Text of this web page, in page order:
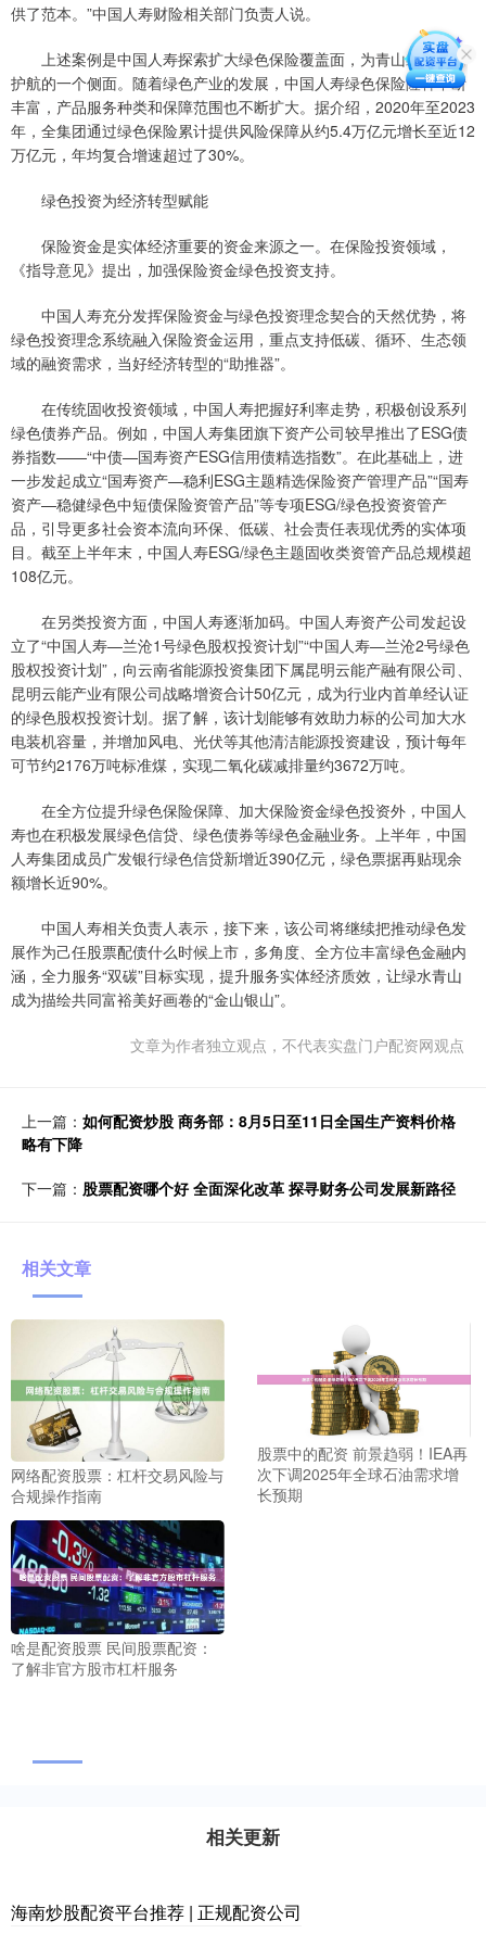
供了范本。”中国人寿财险相关部门负责人说。
上述案例是中国人寿探索扩大绿色保险覆盖面，为青山绿水保驾
护航的一个侧面。随着绿色产业的发展，中国人寿绿色保险险种不断
丰富，产品服务种类和保障范围也不断扩大。据介绍，2020年至2023
年，全集团通过绿色保险累计提供风险保障从约5.4万亿元增长至近12
万亿元，年均复合增速超过了30%。
绿色投资为经济转型赋能
保险资金是实体经济重要的资金来源之一。在保险投资领域，
《指导意见》提出，加强保险资金绿色投资支持。
中国人寿充分发挥保险资金与绿色投资理念契合的天然优势，将
绿色投资理念系统融入保险资金运用，重点支持低碳、循环、生态领
域的融资需求，当好经济转型的“助推器”。
在传统固收投资领域，中国人寿把握好利率走势，积极创设系列
绿色债券产品。例如，中国人寿集团旗下资产公司较早推出了ESG债
券指数——“中债—国寿资产ESG信用债精选指数”。在此基础上，进
一步发起成立“国寿资产—稳利ESG主题精选保险资产管理产品”“国寿
资产—稳健绿色中短债保险资管产品”等专项ESG/绿色投资资管产
品，引导更多社会资本流向环保、低碳、社会责任表现优秀的实体项
目。截至上半年末，中国人寿ESG/绿色主题固收类资管产品总规模超
108亿元。
在另类投资方面，中国人寿逐渐加码。中国人寿资产公司发起设
立了“中国人寿—兰沧1号绿色股权投资计划”“中国人寿—兰沧2号绿色
股权投资计划”，向云南省能源投资集团下属昆明云能产融有限公司、
昆明云能产业有限公司战略增资合计50亿元，成为行业内首单经认证
的绿色股权投资计划。据了解，该计划能够有效助力标的公司加大水
电装机容量，并增加风电、光伏等其他清洁能源投资建设，预计每年
可节约2176万吨标准煤，实现二氧化碳减排量约3672万吨。
在全方位提升绿色保险保障、加大保险资金绿色投资外，中国人
寿也在积极发展绿色信贷、绿色债券等绿色金融业务。上半年，中国
人寿集团成员广发银行绿色信贷新增近390亿元，绿色票据再贴现余
额增长近90%。
中国人寿相关负责人表示，接下来，该公司将继续把推动绿色发
展作为己任股票配债什么时候上市，多角度、全方位丰富绿色金融内
涵，全力服务“双碳”目标实现，提升服务实体经济质效，让绿水青山
成为描绘共同富裕美好画卷的“金山银山”。
文章为作者独立观点，不代表实盘门户配资网观点
上一篇： 如何配资炒股 商务部：8月5日至11日全国生产资料价格
略有下降
下一篇： 股票配资哪个好 全面深化改革 探寻财务公司发展新路径
相关文章
网络配资股票：杠杆交易风险与
合规操作指南
股票中的配资 前景趋弱！IEA再
次下调2025年全球石油需求增
长预期
啥是配资股票 民间股票配资：
了解非官方股市杠杆服务
相关更新
海南炒股配资平台推荐 | 正规配资公司